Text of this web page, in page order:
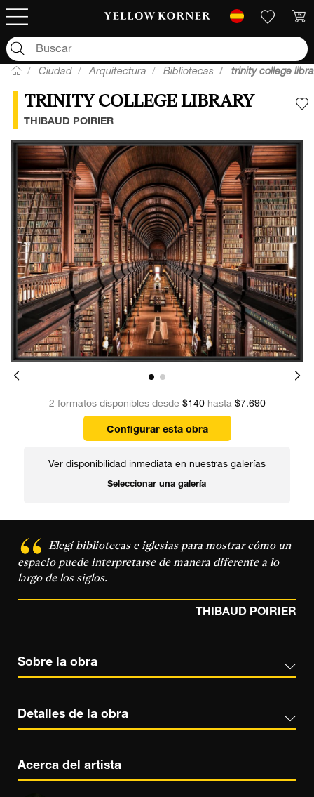
Ciudad Arquitectura Bibliotecas trinity college
TRINITY COLLEGE LIBRARY
THIBAUD POIRIER
2 formatos disponibles desde $140hasta $7.690
Configurar esta obra
Ver disponibilidad inmediata en nuestras galerías
Seleccionar una galería
Elegí bibliotecas e iglesias para mostrar cómo un
espacio puede interpretarse de manera diferente a lo
largo de los siglos.
THIBAUD POIRIER
Sobre la obra
Detalles de la obra
Acerca del artista